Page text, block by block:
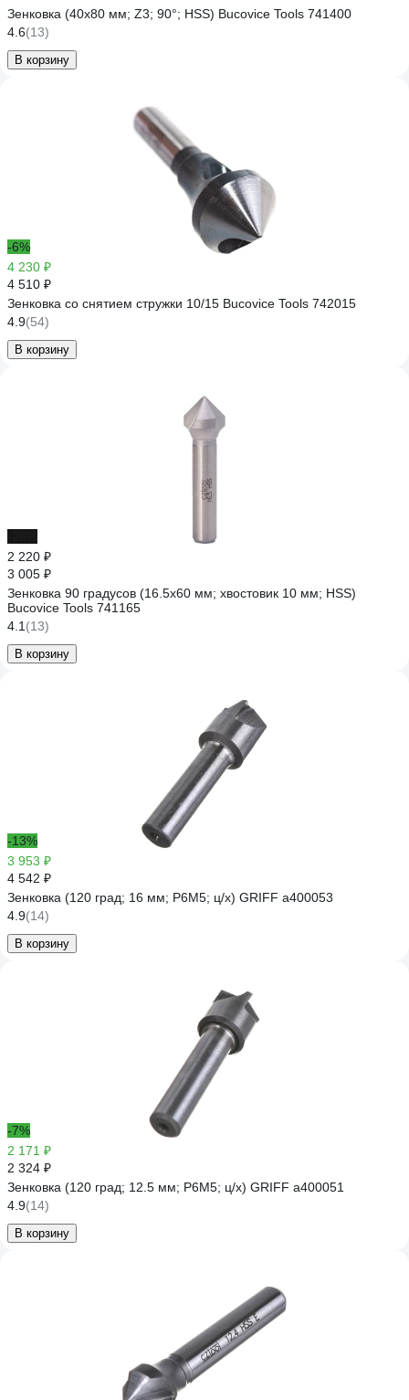
Зенковка (40х80 мм; Z3; 90°; HSS) Bucovice Tools 741400
4.6(13)
В корзину
-6%
4 230 ₽
4 510 ₽
Зенковка со снятием стружки 10/15 Bucovice Tools 742015
4.9(54)
В корзину
2 220 ₽
3 005 ₽
Зенковка 90 градусов (16.5х60 мм; хвостовик 10 мм; HSS)
Bucovice Tools 741165
4.1 (13)
В корзину
-13%
3 953 ₽
4 542 ₽
Зенковка (120 град; 16 мм; Р6М5; ц/х) GRIFF a400053
4.9(14)
В корзину
-7%
2 171 ₽
2 324 ₽
Зенковка (120 град; 12.5 мм; Р6М5; ц/х) GRIFF a400051
4.9(14)
В корзину